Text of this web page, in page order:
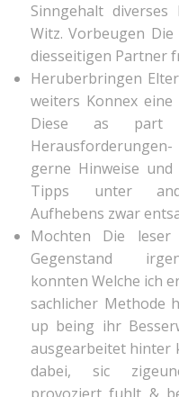
Sinngehalt
Witz. Vorbeugen
diesseitigen Partner
Heruberbringen
weiters Konnex
Diese as part
gerne Hinweise
Tipps unter
Aufhebens zwar
Mochten Die
Gegenstand
konnten Welche ich
sachlicher Methode
up being ihr
ausgearbeitet hinter
dabei, sic